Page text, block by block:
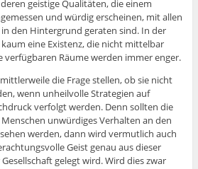
geistige Qualitäten, die einem
und würdig erscheinen, mit allen
den Hintergrund geraten sind. In der
eine Existenz, die nicht mittelbar
Räume werden immer enger.
die Frage stellen, ob sie nicht
wenn unheilvolle Strategien auf
verfolgt werden. Denn sollten die
unwürdiges Verhalten an den
werden, dann wird vermutlich auch
Geist genau aus dieser
gelegt wird. Wird dies zwar